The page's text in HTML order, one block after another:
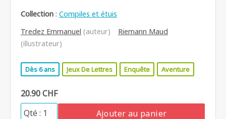
Collection : Compiles et étuis
Tredez Emmanuel (auteur)
Riemann Maud
(illustrateur)
Dès 6 ans Jeux De Lettres Enquête Aventure
20.90 CHF
Ajouter au panier